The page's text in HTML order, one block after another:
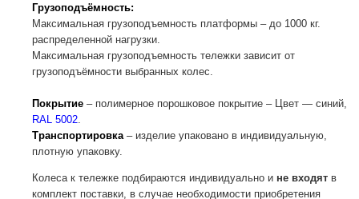
Грузоподъёмность:
Максимальная грузоподъемность платформы – до 1000 кг.
распределенной нагрузки.
Максимальная грузоподъемность тележки зависит от
грузоподъёмности выбранных колес.
Покрытие – полимерное порошковое покрытие – Цвет — синий,
RAL 5002
Транспортировка – изделие упаковано в индивидуальную,
плотную упаковку.
Колеса к тележке подбираются индивидуально и не входят в
комплект поставки, в случае необходимости приобретения